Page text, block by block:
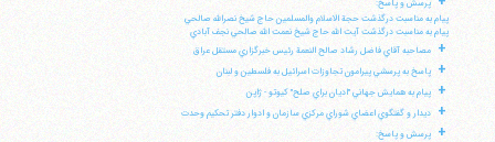
پرسش و پاسخ:
پيام به مناسبت درگذشت حجة الاسلام والمسلمين حاج شيخ نصرالله صالحي
پيام به مناسبت درگذشت آيت الله حاج شيخ نعمت الله صالحي نجف آبادي
+ مصاحبه آقاي فاضل رشاد صالح النعمة رئيس خبرگزاري مستقل عراق
+ پاسخ به پرسشي پيرامون تجاوزات اسرائيل به فلسطين و لبنان
+ پيام به همايش جهاني "اديان براي صلح" كيوتو - ژاپن
+ ديدار و گفتگوي اعضاي شوراي مركزي سازمان و ادوار دفتر تحكيم وحدت
+ پرسش و پاسخ: